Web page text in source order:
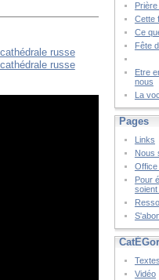
Cette
Ce
Fête
Etre
nous
La
Pages
Links
Nous
Office
Pour
Textes
Vidéo